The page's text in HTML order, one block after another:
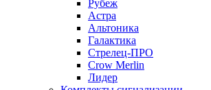
Рубеж
Астра
Альтоника
Галактика
Стрелец-ПРО
Crow Merlin
Лидер